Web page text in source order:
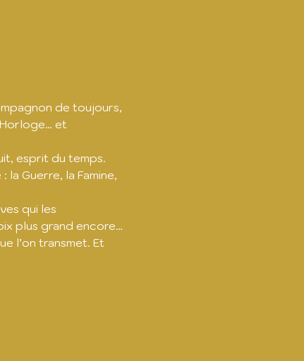
de toujours,
et
esprit du temps.
Guerre, la Famine,
qui les
plus grand encore…
l’on transmet. Et